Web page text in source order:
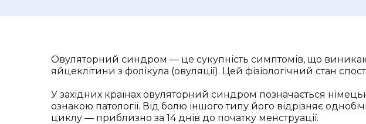
Овуляторний синдром — це сукупність симптомів, що
яйцеклітини з фолікула (овуляції). Цей фізіологічний стан
У західних країнах овуляторний синдром позначається
ознакою патології. Від болю іншого типу його відрізняє
циклу — приблизно за 14 днів до початку менструації.